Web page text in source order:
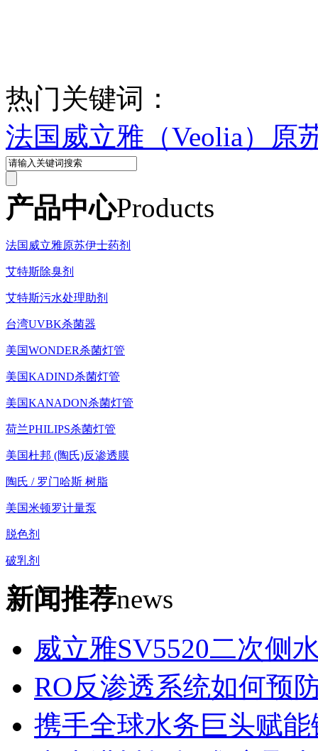
热门关键词：
法国威立雅（Veolia）原
产品中心Products
法国威立雅原苏伊士药剂
艾特斯除臭剂
艾特斯污水处理助剂
台湾UVBK杀菌器
美国WONDER杀菌灯管
美国KADIND杀菌灯管
美国KANADON杀菌灯管
荷兰PHILIPS杀菌灯管
美国杜邦 (陶氏)反渗透膜
陶氏 / 罗门哈斯 树脂
美国米顿罗计量泵
脱色剂
破乳剂
新闻推荐news
威立雅SV5520二次侧
RO反渗透系统如何预
携手全球水务巨头赋